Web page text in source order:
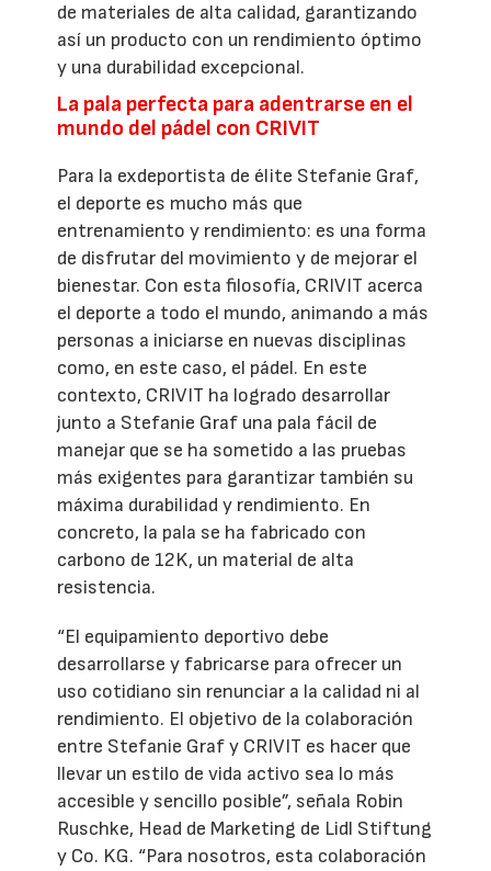
de materiales de alta calidad, garantizando
así un producto con un rendimiento óptimo
y una durabilidad excepcional.
La pala perfecta para adentrarse en el
mundo del pádel con CRIVIT
Para la exdeportista de élite Stefanie Graf,
el deporte es mucho más que
entrenamiento y rendimiento: es una forma
de disfrutar del movimiento y de mejorar el
bienestar. Con esta filosofía, CRIVIT acerca
el deporte a todo el mundo, animando a más
personas a iniciarse en nuevas disciplinas
como, en este caso, el pádel. En este
contexto, CRIVIT ha logrado desarrollar
junto a Stefanie Graf una pala fácil de
manejar que se ha sometido a las pruebas
más exigentes para garantizar también su
máxima durabilidad y rendimiento. En
concreto, la pala se ha fabricado con
carbono de 12K, un material de alta
resistencia.
“El equipamiento deportivo debe
desarrollarse y fabricarse para ofrecer un
uso cotidiano sin renunciar a la calidad ni al
rendimiento. El objetivo de la colaboración
entre Stefanie Graf y CRIVIT es hacer que
llevar un estilo de vida activo sea lo más
accesible y sencillo posible”, señala Robin
Ruschke, Head de Marketing de Lidl Stiftung
y Co. KG. “Para nosotros, esta colaboración